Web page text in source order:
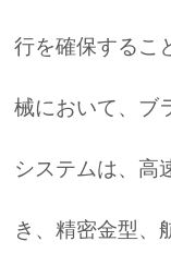
行を確保するこ
械において、ブ
システムは、高
き、精密金型、